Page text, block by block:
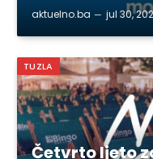
aktuelno.ba jul 30,
TUZLA
Četvrto ljeto